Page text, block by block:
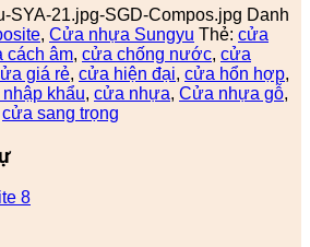
SYA-21.jpg-SGD-Compos.jpg Danh
, Cửa nhựa Sungyu Thẻ: cửa
cách âm, cửa chống nước, cửa
giá rẻ, cửa hiện đại, cửa hổn hợp,
khẩu, cửa nhựa, Cửa nhựa gỗ,
cửa sang trọng